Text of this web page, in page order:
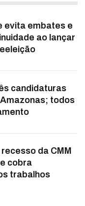
evita embates e
ao lançar
candidaturas
todos
da CMM
cobra
trabalhos